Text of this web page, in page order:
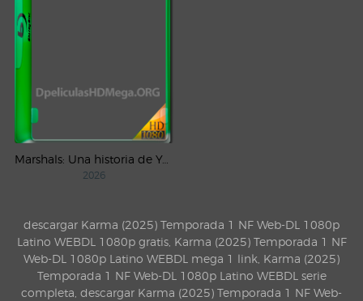
Marshals: Una historia de Yellowstone (2026) AMZN Temporada 1 WEB-DL 1080p Latino
2026
descargar Karma (2025) Temporada 1 NF Web-DL 1080p
Latino WEBDL 1080p gratis, Karma (2025) Temporada 1 NF
Web-DL 1080p Latino WEBDL mega 1 link, Karma (2025)
Temporada 1 NF Web-DL 1080p Latino WEBDL serie
completa, descargar Karma (2025) Temporada 1 NF Web-